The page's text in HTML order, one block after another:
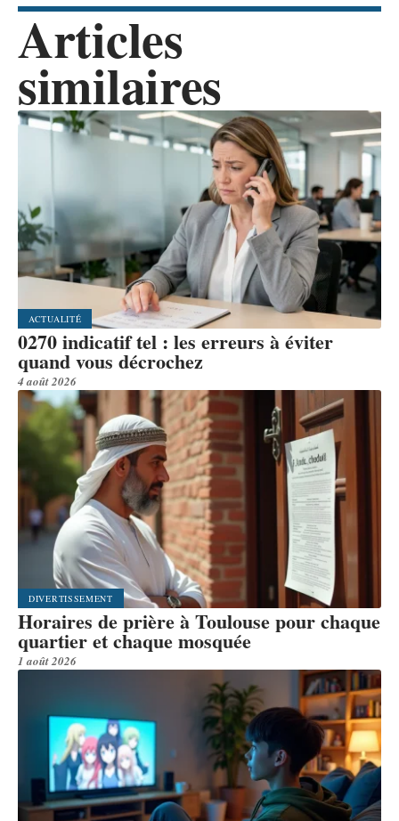
Articles
similaires
ACTUALITÉ
0270 indicatif tel : les erreurs à éviter
quand vous décrochez
4 août 2026
DIVERTISSEMENT
Horaires de prière à Toulouse pour chaque
quartier et chaque mosquée
1 août 2026